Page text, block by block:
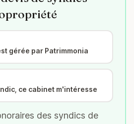
gérée par Patrimmonia
ce cabinet m'intéresse
des syndics de